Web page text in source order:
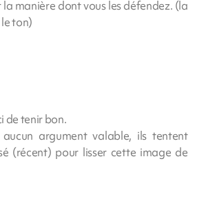
la manière dont vous les défendez. (la
ton)
de tenir bon.
argument valable, ils tentent
(récent) pour lisser cette image de